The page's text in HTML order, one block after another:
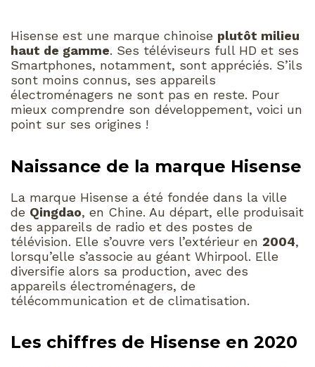
Hisense est une marque chinoise plutôt milieu
haut de gamme. Ses téléviseurs full HD et ses
Smartphones, notamment, sont appréciés. S’ils
sont moins connus, ses appareils
électroménagers ne sont pas en reste. Pour
mieux comprendre son développement, voici un
point sur ses origines !
Naissance de la marque Hisense
La marque Hisense a été fondée dans la ville
de Qingdao, en Chine. Au départ, elle produisait
des appareils de radio et des postes de
télévision. Elle s’ouvre vers l’extérieur en 2004,
lorsqu’elle s’associe au géant Whirpool. Elle
diversifie alors sa production, avec des
appareils électroménagers, de
télécommunication et de climatisation.
Les chiffres de Hisense en 2020